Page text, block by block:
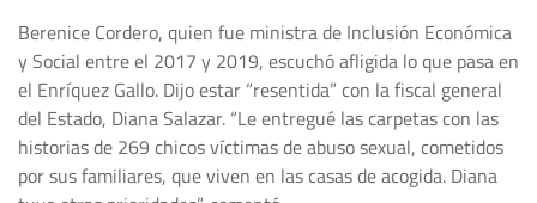
Berenice Cordero, quien fue ministra de Inclusión Económica
y Social entre el 2017 y 2019, escuchó afligida lo que pasa en
el Enríquez Gallo. Dijo estar “resentida” con la fiscal general
del Estado, Diana Salazar. “Le entregué las carpetas con las
historias de 269 chicos víctimas de abuso sexual, cometidos
por sus familiares, que viven en las casas de acogida. Diana